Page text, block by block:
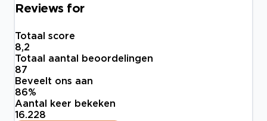
Reviews for
Totaal score
8,2
Totaal aantal beoordelingen
87
Beveelt ons aan
86%
Aantal keer bekeken
16.228